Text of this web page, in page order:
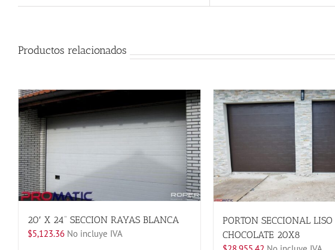
Productos relacionados
20′ X 24” SECCION RAYAS BLANCA
$5,123.36 No incluye IVA
PORTON SECCIONAL LISO
CHOCOLATE 20X8